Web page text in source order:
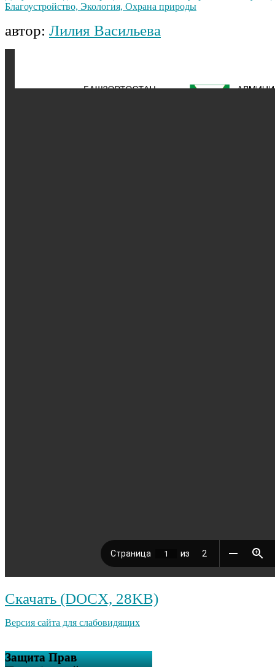
Благоустройство, Экология, Охрана природы
автор: Лилия Васильева
Скачать (DOCX, 28KB)
Версия сайта для слабовидящих
Защита Прав